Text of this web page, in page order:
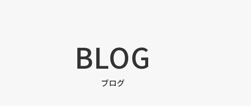
BLOG
ブログ